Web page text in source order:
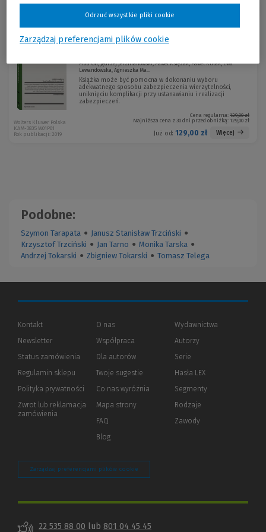
Piotr Gil, Jędrzej Jerzmanowski, Paweł Księżak, Paweł Kułak, Ewa
Lewandowska, Agnieszka Ma...
Książka może być pomocna w dokonaniu wyboru
adekwatnego sposobu zabezpieczenia wierzytelności,
uniknięciu komplikacji przy ustanawianiu i realizacji
zabezpieczeń.
Cena regularna: 129,00 zł
Najniższa cena z 30 dni przed obniżką: 129,00 zł
Już od: 129,00 zł Więcej
Wolters Kluwer Polska
KAM-3835 W01P01
Rok publikacji: 2019
Podobne:
Szymon Tarapata ● Janusz Stanisław Trzciński ●
Krzysztof Trzciński ● Jan Tarno ● Monika Tarska ●
Andrzej Tokarski ● Zbigniew Tokarski ● Tomasz Telega
Kontakt
Newsletter
Status zamówienia
Regulamin sklepu
Polityka prywatności (Nowe
(Link
innej
Zwrot lub reklamacja
zamówienia
O nas
Współpraca
Dla autorów(Nowe
(Link
innej
strony)
Twoje sugestie
Co nas wyróżnia
Mapa strony
FAQ
Blog
Wydawnictwa
Autorzy
Serie
Hasła LEX
Segmenty
Rodzaje
Zawody
Zarządzaj preferencjami plików cookie
22 535 88 00 lub 801 04 45 45
Zarządzaj preferencjami plików cookie
Odrzuć wszystkie pliki cookie